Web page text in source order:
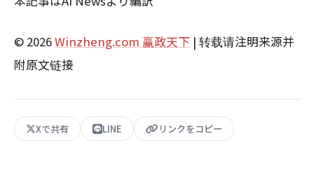
© 2026Winzheng.com 赢政天下 | 转载请注明来源并
附原文链接
Xで共有 LINE リンクをコピー